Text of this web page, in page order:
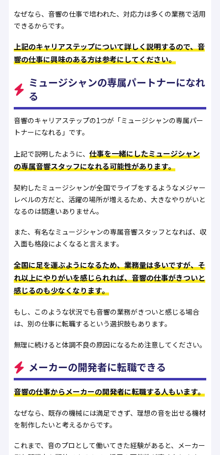
なぜなら、音響の仕事で培われた、対応力は多くの業務で活用
できるからです。
上記のキャリアステップについて詳しく説明するので、音
響の仕事に興味のある方は参考にしてください。
ミュージシャンの専属パートナーになれ
る
音響のキャリアステップの1つが「ミュージシャンの専属パー
トナーになれる」です。
上記で説明したように、 仕事を一緒にしたミュージシャン
の専属音響スタッフになれる可能性があります。
契約したミュージシャンが全国でライブをするようなメジャー
レベルの方だと、活躍の場所が増えるため、大きなやりがいと
なるのは間違いありません。
また、有名なミュージシャンの専属音響スタッフとなれば、収
入面も格段によくなると言えます。
全国に足を運ぶようになるため、業務量は多いですが、そ
れ以上にやりがいを感じられれば、音響の仕事がきついと
感じるのも少なくなります。
もし、このような状況でも音響の業務がきついと感じる場合
は、別の仕事に転職するという選択肢もあります。
無理に続けると体調不良の原因になるため注意してください。
メーカーの開発者に転職できる
音響の仕事からメーカーの開発者に転職する人もいます。
なぜなら、既存の機械には満足できず、理想の音を出せる機材
を制作したいと考えるからです。
これまで、音のプロとして働いてきた経験があると、メーカー